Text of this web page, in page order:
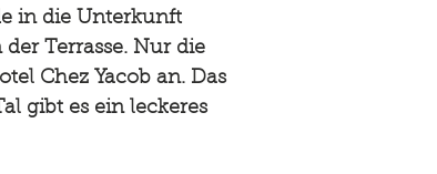
in die Unterkunft
Terrasse. Nur die
Chez Yacob an. Das
gibt es ein leckeres